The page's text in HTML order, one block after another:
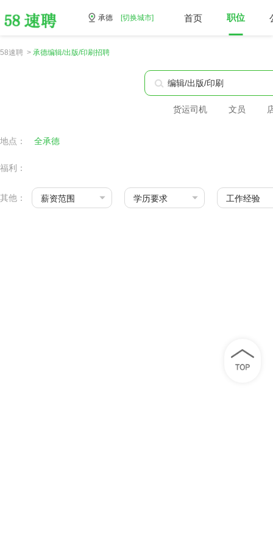
承德 [切换城市] 首页 职位
58速聘 > 承德编辑/出版/印刷招聘
货运司机 文员
地点： 全承德
福利：
其他： 薪资范围 学历要求 工作经验